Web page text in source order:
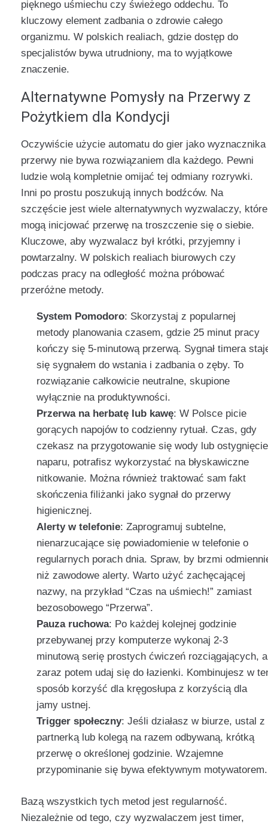
pięknego uśmiechu czy świeżego oddechu. To
kluczowy element zadbania o zdrowie całego
organizmu. W polskich realiach, gdzie dostęp do
specjalistów bywa utrudniony, ma to wyjątkowe
znaczenie.
Alternatywne Pomysły na Przerwy z
Pożytkiem dla Kondycji
Oczywiście użycie automatu do gier jako wyznacznika
przerwy nie bywa rozwiązaniem dla każdego. Pewni
ludzie wolą kompletnie omijać tej odmiany rozrywki.
Inni po prostu poszukują innych bodźców. Na
szczęście jest wiele alternatywnych wyzwalaczy, które
mogą inicjować przerwę na troszczenie się o siebie.
Kluczowe, aby wyzwalacz był krótki, przyjemny i
powtarzalny. W polskich realiach biurowych czy
podczas pracy na odległość można próbować
przeróżne metody.
System Pomodoro: Skorzystaj z popularnej
metody planowania czasem, gdzie 25 minut pracy
kończy się 5-minutową przerwą. Sygnał timera
się sygnałem do wstania i zadbania o zęby. To
rozwiązanie całkowicie neutralne, skupione
wyłącznie na produktywności.
Przerwa na herbatę lub kawę: W Polsce picie
gorących napojów to codzienny rytuał. Czas, gdy
czekasz na przygotowanie się wody lub ostygnięcie
naparu, potrafisz wykorzystać na błyskawiczne
nitkowanie. Można również traktować sam fakt
skończenia filiżanki jako sygnał do przerwy
higienicznej.
Alerty w telefonie: Zaprogramuj subtelne,
nienarzucające się powiadomienie w telefonie o
regularnych porach dnia. Spraw, by brzmi
niż zawodowe alerty. Warto użyć zachęcającej
nazwy, na przykład “Czas na uśmiech!” zamiast
bezosobowego “Przerwa”.
Pauza ruchowa: Po każdej kolejnej godzinie
przebywanej przy komputerze wykonaj 2-3
minutową serię prostych ćwiczeń rozciągających, a
zaraz potem udaj się do łazienki. Kombinujesz w
sposób korzyść dla kręgosłupa z korzyścią dla
jamy ustnej.
Trigger społeczny: Jeśli działasz w biurze, ustal z
partnerką lub kolegą na razem odbywaną, krótką
przerwę o określonej godzinie. Wzajemne
przypominanie się bywa efektywnym motywatorem.
Bazą wszystkich tych metod jest regularność.
Niezależnie od tego, czy wyzwalaczem jest timer,